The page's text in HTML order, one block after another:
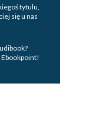
tytulu,
się u nas
Ebookpoint!